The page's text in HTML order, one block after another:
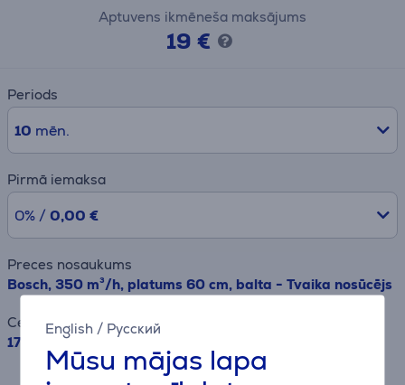
English / Русский
Mūsu mājas lapa
Aptuvens ikmēneša maksājums
19 €
Periods
10 mēn.
Pirmā iemaksa
0% / 0,00 €
Preces nosaukums
Bosch, 350 m³/h, platums 60 cm, balta - Tvaika nosūcējs
Cena
179.99 €
Rezultāts ir informatīvs un veikts,